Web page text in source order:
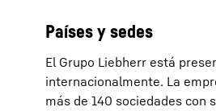
Países y sedes
El Grupo Liebherr está
internacionalmente. La
más de 140 sociedades con